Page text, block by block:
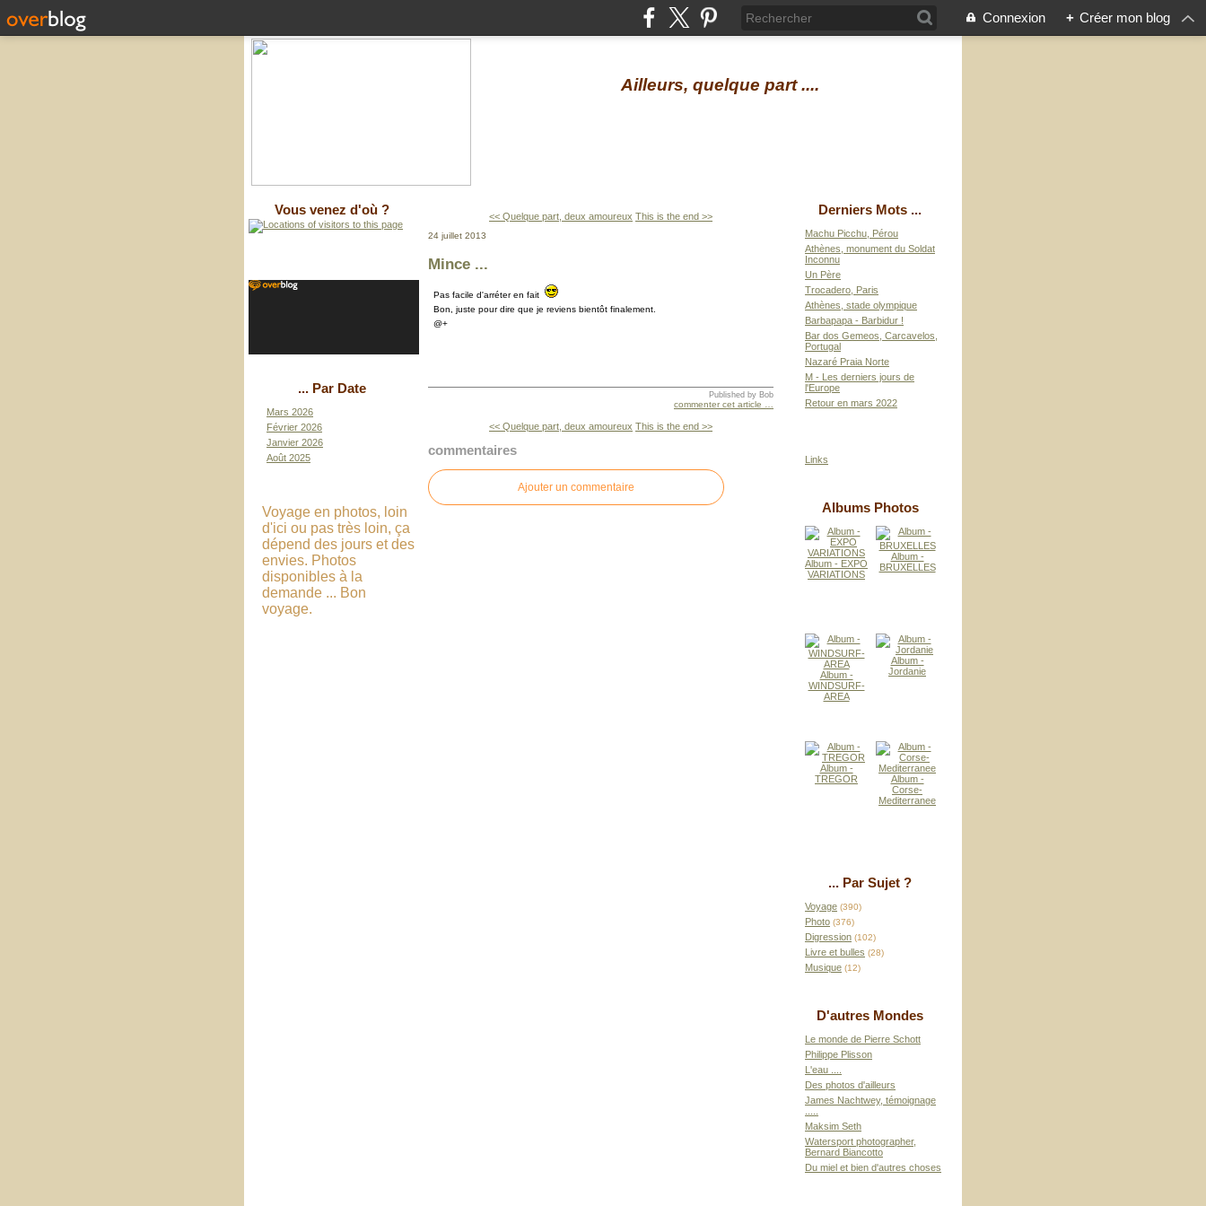
Connexion + Créer mon blog
Ailleurs, quelque part ....
Vous venez d'où ?
... Par Date
Mars 2026
Février 2026
Janvier 2026
Août 2025
Voyage en photos, loin
d'ici ou pas très loin, ça
dépend des jours et des
envies. Photos
disponibles à la
demande ... Bon
voyage.
<< Quelque part, deux amoureux This is the end >>
24 juillet 2013
Mince ...
Pas facile d'arréter en fait
Bon, juste pour dire que je reviens bientôt finalement.
@+
Published by Bob
commenter cet article
<< Quelque part, deux amoureux This is the end >>
commentaires
Ajouter un commentaire
Derniers Mots ...
Machu Picchu, Pérou
Athènes, monument du Soldat
Inconnu
Un Père
Trocadero, Paris
Athènes, stade olympique
Barbapapa - Barbidur !
Bar dos Gemeos, Carcavelos,
Portugal
Nazaré Praia Norte
M - Les derniers jours de
l'Europe
Retour en mars 2022
Links
Albums Photos
Album - EXPO
VARIATIONS
Album -
BRUXELLES
Album -
WINDSURF-
AREA
Album -
Jordanie
Album -
TREGOR
Album -
Corse-
Mediterranee
... Par Sujet ?
Voyage (390)
Photo (376)
Digression (102)
Livre et bulles (28)
Musique (12)
D'autres Mondes
Le monde de Pierre Schott
Philippe Plisson
L'eau ....
Des photos d'ailleurs
James Nachtwey, témoignage
Maksim Seth
Watersport photographer,
Bernard Biancotto
Du miel et bien d'autres choses